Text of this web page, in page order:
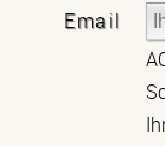
Email